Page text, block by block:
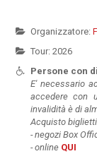
Organizzatore:
Tour: 2026
Persone con
E' necessario
accedere con
invalidità è di
Acquisto
-negozi Box
- online QUI